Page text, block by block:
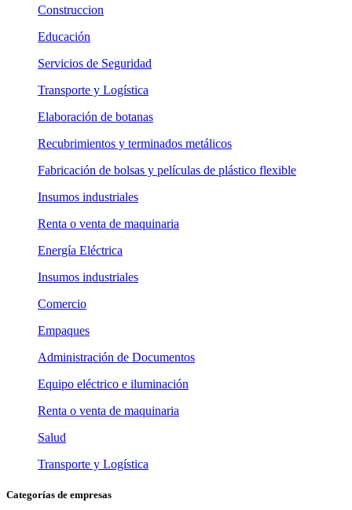
Construccion
Educación
Servicios de Seguridad
Transporte y Logística
Elaboración de botanas
Recubrimientos y terminados metálicos
Fabricación de bolsas y películas de plástico flexible
Insumos industriales
Renta o venta de maquinaria
Energía Eléctrica
Insumos industriales
Comercio
Empaques
Administración de Documentos
Equipo eléctrico e iluminación
Renta o venta de maquinaria
Salud
Transporte y Logística
Categorías de empresas